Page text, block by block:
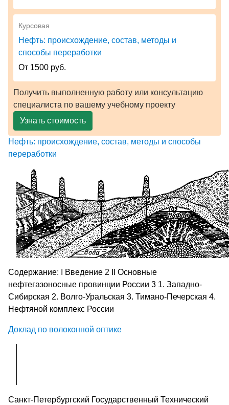
Курсовая
Нефть: происхождение, состав, методы и
способы переработки
От 1500 руб.
Получить выполненную работу или консультацию
специалиста по вашему учебному проекту
Узнать стоимость
Нефть: происхождение, состав, методы и способы
переработки
Содержание: I Введение 2 II Основные
нефтегазоносные провинции России 3 1. Западно-
Сибирская 2. Волго-Уральская 3. Тимано-Печерская 4.
Нефтяной комплекс России
Доклад по волоконной оптике
Санкт-Петербургский Государственный Технический